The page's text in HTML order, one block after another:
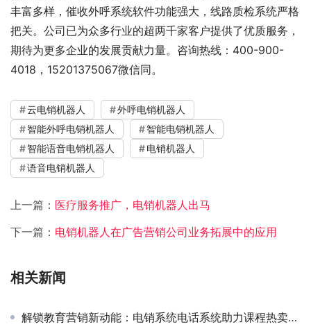
丰富多样，催收外呼系统软件功能强大，线路质检系统严格
把关。公司已为众多行业的超两千家客户提供了优质服务，
期待为更多企业的发展贡献力量。咨询热线：400-900-
4018，15201375067微信同。
云电销机器人
外呼电销机器人
智能外呼电销机器人
智能电销机器人
智能语音电销机器人
电销机器人
语音电销机器人
上一篇： 医疗服务推广，电销机器人出马
下一篇： 电销机器人在广告营销公司业务拓展中的应用
相关新闻
解锁教育营销新动能：电销系统电话系统助力课程热卖与学员激增